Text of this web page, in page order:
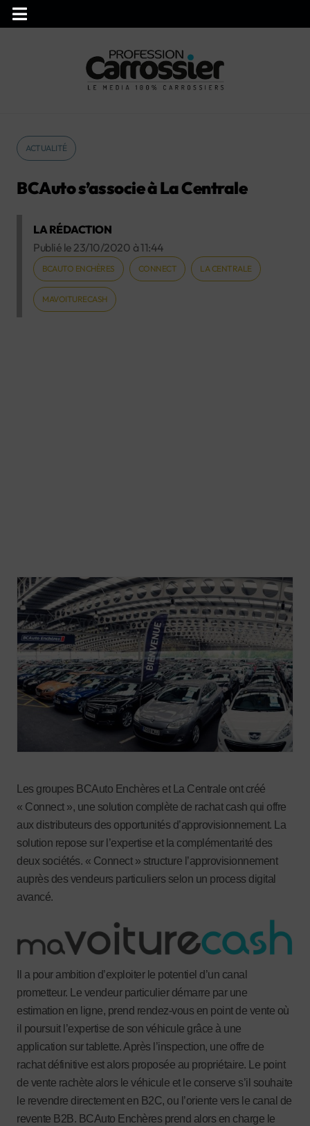
ACTUALITÉ
BCAuto s’associe à La Centrale
LA RÉDACTION
Publié le 23/10/2020 à 11:44
BCAUTO ENCHÈRES CONNECT LA CENTRALE
MAVOITURECASH
Les groupes BCAuto Enchères et La Centrale ont créé
« Connect », une solution complète de rachat cash qui offre
aux distributeurs des opportunités d’approvisionnement. La
solution repose sur l’expertise et la complémentarité des
deux sociétés. « Connect » structure l’approvisionnement
auprès des vendeurs particuliers selon un process digital
avancé.
Il a pour ambition d’exploiter le potentiel d’un canal
prometteur. Le vendeur particulier démarre par une
estimation en ligne, prend rendez-vous en point de vente où
il poursuit l’expertise de son véhicule grâce à une
application sur tablette. Après l’inspection, une offre de
rachat définitive est alors proposée au propriétaire. Le point
de vente rachète alors le véhicule et le conserve s’il souhaite
le revendre directement en B2C, ou l’oriente vers le canal de
revente B2B. BCAuto Enchères prend alors en charge le